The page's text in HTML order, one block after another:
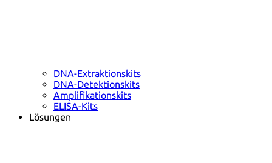
DNA-Extraktionskits
DNA-Detektionskits
Amplifikationskits
ELISA-Kits
Lösungen